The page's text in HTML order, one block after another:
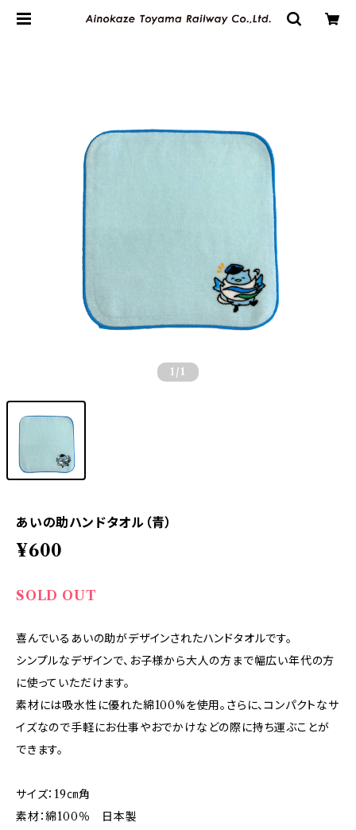
1 /1
あいの助ハンドタオル（青）
¥600
SOLD OUT
喜んでいるあいの助がデザインされたハンドタオルです。
シンプルなデザインで、お子様から大人の方まで幅広い年代の方
に使っていただけます。
素材には吸水性に優れた綿100%を使用。さらに、コンパクトなサ
イズなので手軽にお仕事やおでかけなどの際に持ち運ぶことが
できます。
サイズ：19㎝角
素材：綿100％ 日本製